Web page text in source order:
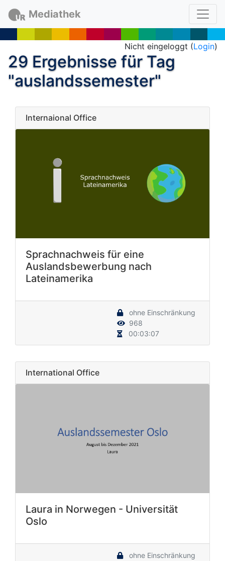
Mediathek
Nicht eingeloggt (Login)
29 Ergebnisse für Tag
"auslandssemester"
Internaional Office
Sprachnachweis für eine
Auslandsbewerbung nach
Lateinamerika
ohne Einschränkung
968
00:03:07
International Office
Laura in Norwegen - Universität
Oslo
ohne Einschränkung